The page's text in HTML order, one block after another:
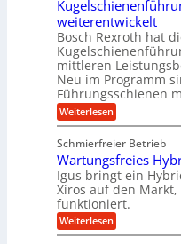
a
u
e
U
m
g
e
b
u
n
g
e
n
a
n
g
s
M
a
s
c
h
i
n
e
n
p
r
ä
z
i
s
e
H
u
b
e
w
e
g
u
n
g
e
A
u
t
o
m
o
t
i
v
e
n
d
M
a
s
c
h
i
i
t
a
l
e
r
W
e
r
k
z
e
u
g
k
r
e
i
s
weiterentwickelt
Bosch Rexroth hat
mittleren
Neu im Programm
Führungsschienen
Weiterlesen:
K
g
e
l
s
c
h
i
e
Schmierfreier Betrieb
Wartungsfreies
Igus bringt ein
Xiros auf den
funktioniert.
Weiterlesen:
W